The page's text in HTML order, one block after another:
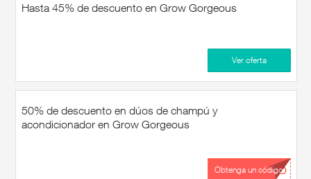
Hasta 45% de descuento en Grow Gorgeous
Ver oferta
50% de descuento en dúos de champú y
acondicionador en Grow Gorgeous
...UO
Obtenga un código